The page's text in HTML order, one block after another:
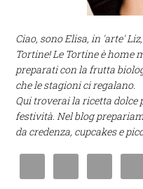
Ciao, sono Elisa, in 'arte'
Tortine! Le Tortine è home
preparati con la frutta
che le stagioni ci regalano.
Qui troverai la ricetta dolce
festività. Nel blog
da credenza, cupcakes e